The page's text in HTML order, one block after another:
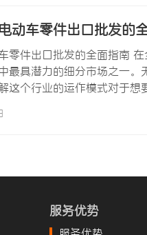
动车零件出口批发的
零件出口批发的全面指南
最具潜力的细分市场之一
这个行业的运作模式对于
发？ 很多新入行的跨境电
服务优势